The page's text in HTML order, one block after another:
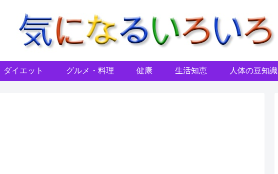
ダイエット グルメ・料理 健康 生活知恵 人体の豆知識